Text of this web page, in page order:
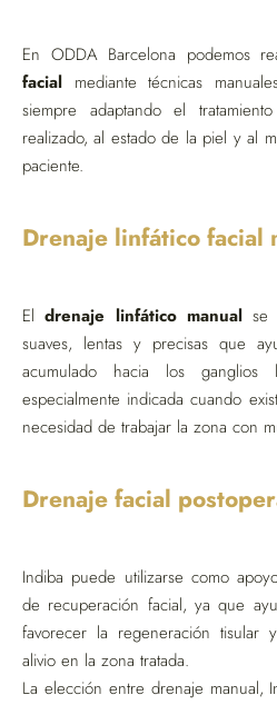
En ODDA Barcelona podemos
facial mediante técnicas
siempre adaptando el
realizado, al estado de la piel y al
paciente.
Drenaje linfático facial
Eldrenaje linfático manualse
suaves, lentas y precisas que
acumulado hacia los ganglios
especialmente indicada cuando
necesidad de trabajar la zona con
Drenaje facial
Indiba puede utilizarse como
de recuperación facial, ya que
favorecer la regeneración tisular
alivio en la zona tratada.
La elección entre drenaje manual,